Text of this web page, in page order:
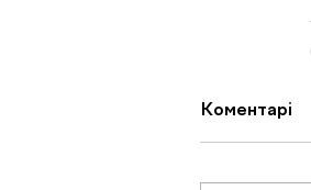
Коментарі